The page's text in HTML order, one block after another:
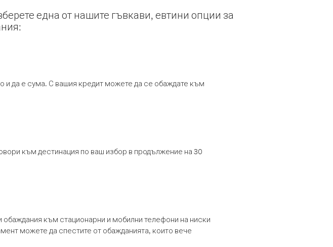
една от нашите гъвкави, евтини опции за
и да е сума. С вашия кредит можете да се обаждате към
към дестинация по ваш избор в продължение на 30
към стационарни и мобилни телефони на ниски
можете да спестите от обажданията, които вече